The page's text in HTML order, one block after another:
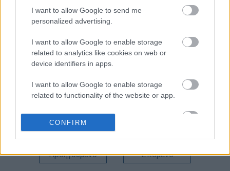
I want to allow Google to send me
personalized advertising.
I want to allow Google to enable storage
related to analytics like cookies on web or
device identifiers in apps.
I want to allow Google to enable storage
related to functionality of the website or app.
I want to allow Google to enable storage
related to personalization.
related to security, including authentication
CONFIRM
ΕΛΤΑ: Δεν τίθεται θέμα
Ελληνικά Ταχυδρομεία:
Διευκρινίσεις για το
ασφαλιστήριο
συμβόλαιο D&O
Προηγούμενο Επόμενο